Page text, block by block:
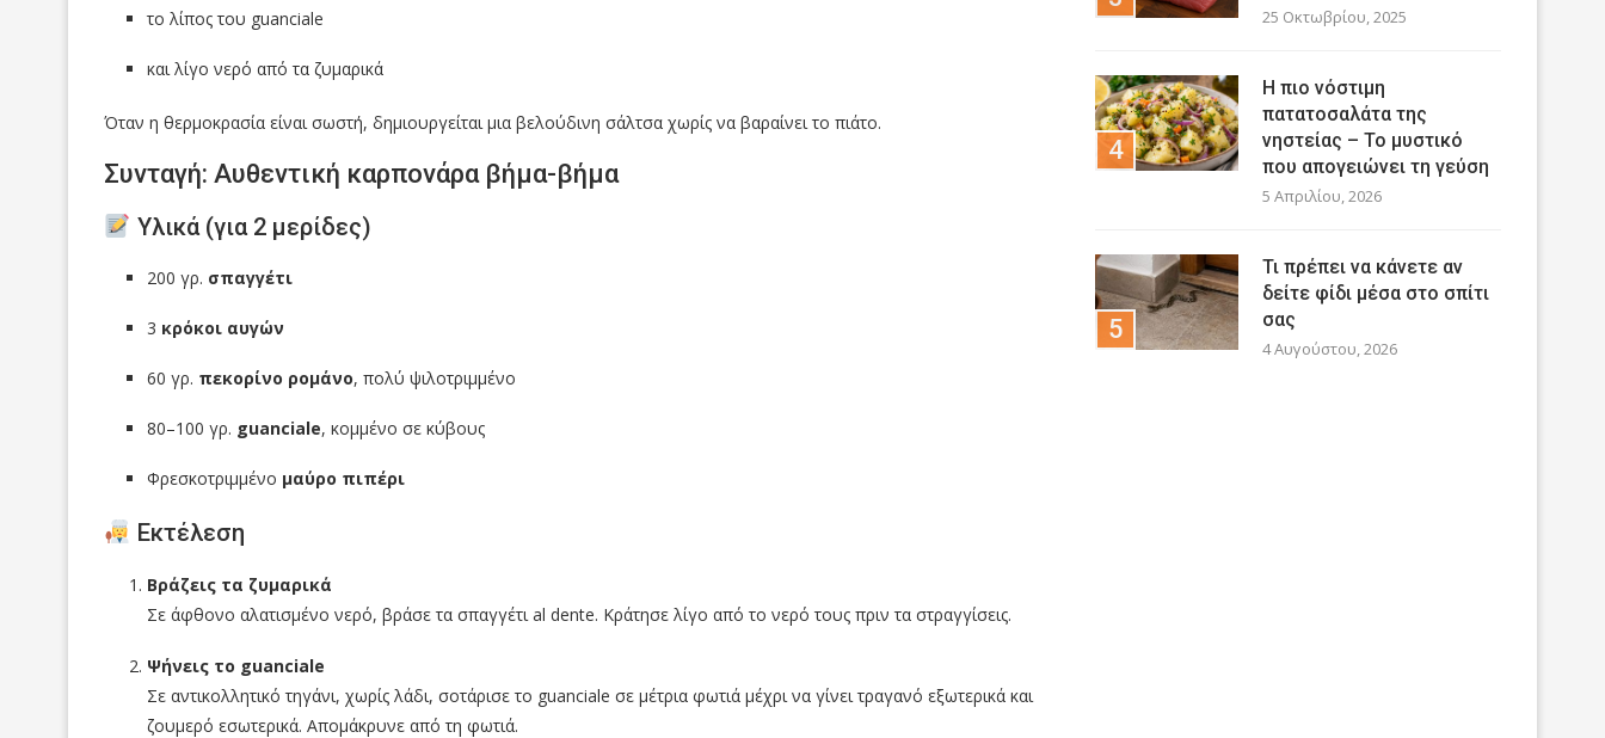
το λίπος του guanciale
και λίγο νερό από τα ζυμαρικά
Όταν η θερμοκρασία είναι σωστή, δημιουργείται μια βελούδινη σάλτσα χωρίς να βαραίνει το πιάτο.
Συνταγή: Αυθεντική καρπονάρα βήμα-βήμα
Υλικά (για 2 μερίδες)
200 γρ. σπαγγέτι
3 κρόκοι αυγών
60 γρ. πεκορίνο ρομάνο, πολύ ψιλοτριμμένο
80–100 γρ. guanciale, κομμένο σε κύβους
Φρεσκοτριμμένο μαύρο πιπέρι
Εκτέλεση
Βράζεις τα ζυμαρικά
Σε άφθονο αλατισμένο νερό, βράσε τα σπαγγέτι al dente. Κράτησε λίγο από το νερό τους πριν τα στραγγίσεις.
Ψήνεις το guanciale
Σε αντικολλητικό τηγάνι, χωρίς λάδι, σοτάρισε το guanciale σε μέτρια φωτιά μέχρι να γίνει τραγανό εξωτερικά και
ζουμερό εσωτερικά. Απομάκρυνε από τη φωτιά.
25 Οκτωβρίου, 2025
Η πιο νόστιμη
πατατοσαλάτα της
νηστείας – Το μυστικό
που απογειώνει τη γεύση
5 Απριλίου, 2026
Τι πρέπει να κάνετε αν
δείτε φίδι μέσα στο σπίτι
σας
4 Αυγούστου, 2026